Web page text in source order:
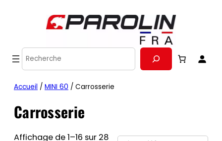
Recherche
Accueil / MINI 60 / Carrosserie
Carrosserie
Affichage de 1–16 sur 28